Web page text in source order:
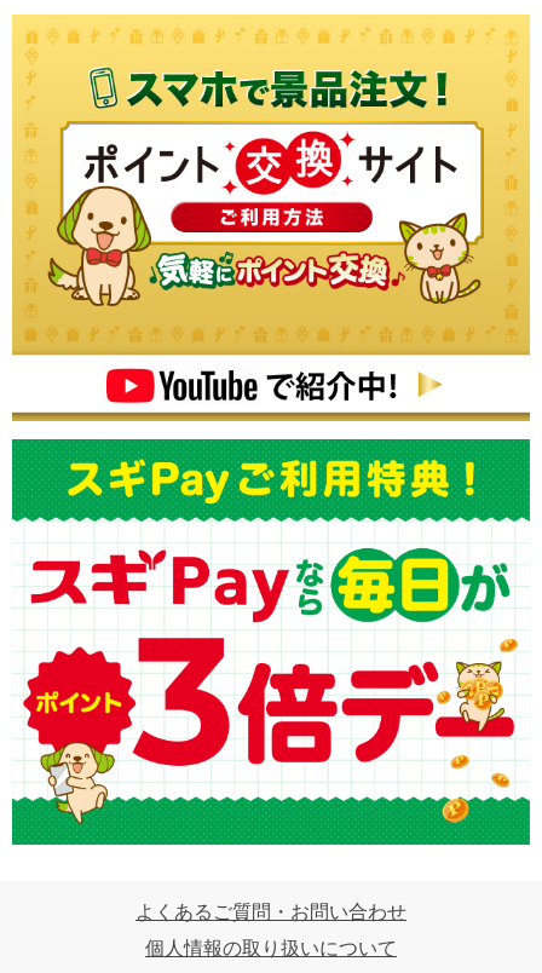
よくあるご質問・お問い合わせ
個人情報の取り扱いについて